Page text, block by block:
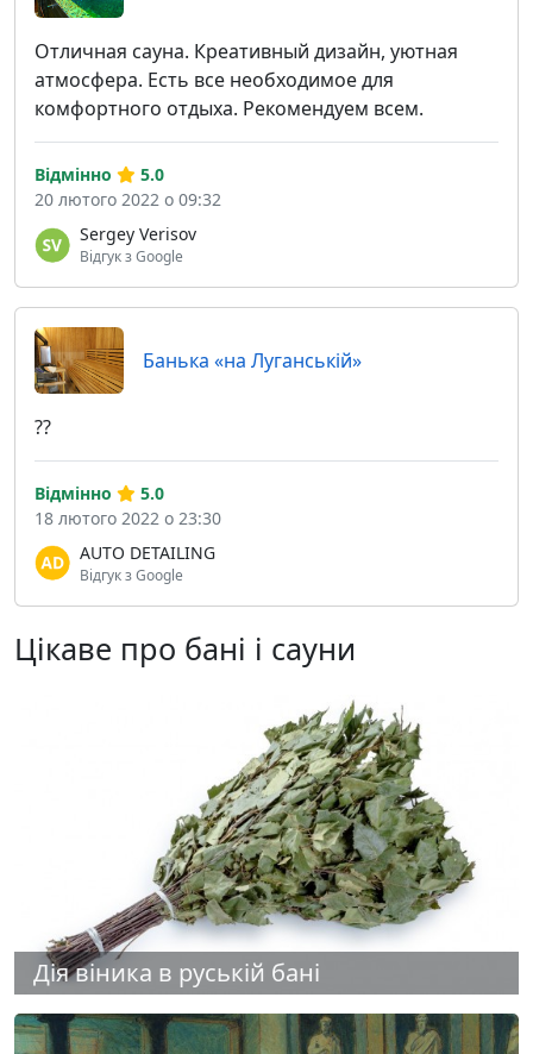
Отличная сауна. Креативный дизайн, уютная
атмосфера. Есть все необходимое для
комфортного отдыха. Рекомендуем всем.
Sergey Verisov
Відгук з Google
Відмінно
5.0
20 лютого 2022 о 09:32
Банька «на Луганській»
??
AUTO DETAILING
Відгук з Google
Відмінно
5.0
18 лютого 2022 о 23:30
Цікаве про бані і сауни
Дія віника в руській бані